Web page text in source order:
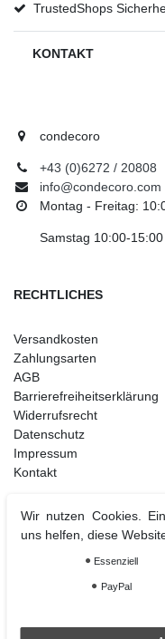
TrustedShops
KONTAKT
condecoro
+43 (0)6272 / 20808
info@condecoro.com
Montag - Freitag:
Samstag 10:00-15:00
RECHTLICHES
Versandkosten
Zahlungsarten
AGB
Barrierefreiheitserklärung
Widerrufsrecht
Datenschutz
Impressum
Kontakt
Weihnachtsdeko
Christbaumschmuck
Christbaumkugel
Wir nutzen Cookies.
uns helfen, diese
Essenziell
PayPal